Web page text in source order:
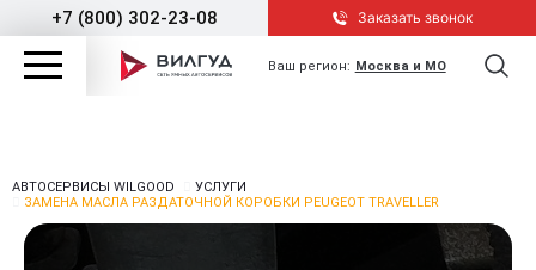
+7 (800) 302-23-08 Заказать звонок
Ваш регион: Москва и МО
АВТОСЕРВИСЫ WILGOOD
УСЛУГИ
ЗАМЕНА МАСЛА РАЗДАТОЧНОЙ КОРОБКИ PEUGEOT TRAVELLER